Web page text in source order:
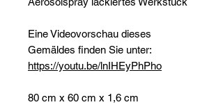
Eine Videovorschau dieses
Gemäldes finden Sie unter:
https://youtu.be/lnIHEyPhPho
80 cm x 60 cm x 1,6 cm